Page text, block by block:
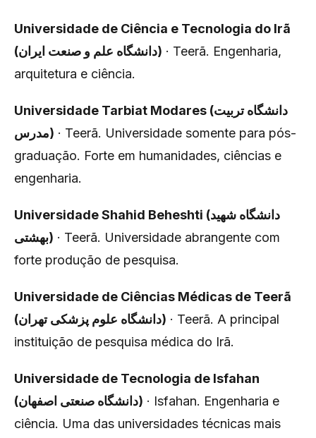
Universidade de Ciência e Tecnologia do Irã
(دانشگاه علم و صنعت ایران) · Teerã. Engenharia,
arquitetura e ciência.
Universidade Tarbiat Modares (دانشگاه تربیت
مدرس) · Teerã. Universidade somente para pós-
graduação. Forte em humanidades, ciências e
engenharia.
Universidade Shahid Beheshti (دانشگاه شهید
بهشتی) · Teerã. Universidade abrangente com
forte produção de pesquisa.
Universidade de Ciências Médicas de Teerã
(دانشگاه علوم پزشکی تهران) · Teerã. A principal
instituição de pesquisa médica do Irã.
Universidade de Tecnologia de Isfahan
(دانشگاه صنعتی اصفهان) · Isfahan. Engenharia e
ciência. Uma das universidades técnicas mais